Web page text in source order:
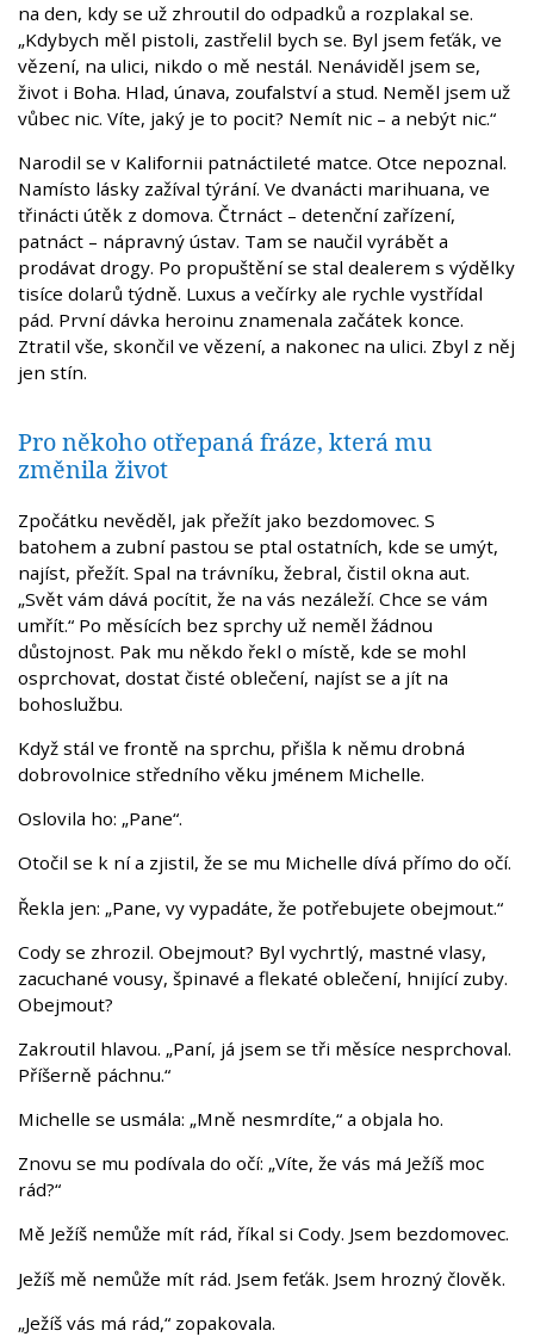
na den, kdy se už zhroutil do odpadků a rozplakal se.
„Kdybych měl pistoli, zastřelil bych se. Byl jsem feťák, ve
vězení, na ulici, nikdo o mě nestál. Nenáviděl jsem se,
život i Boha. Hlad, únava, zoufalství a stud. Neměl jsem už
vůbec nic. Víte, jaký je to pocit? Nemít nic – a nebýt nic.“
Narodil se v Kalifornii patnáctileté matce. Otce nepoznal.
Namísto lásky zažíval týrání. Ve dvanácti marihuana, ve
třinácti útěk z domova. Čtrnáct – detenční zařízení,
patnáct – nápravný ústav. Tam se naučil vyrábět a
prodávat drogy. Po propuštění se stal dealerem s výdělky
tisíce dolarů týdně. Luxus a večírky ale rychle vystřídal
pád. První dávka heroinu znamenala začátek konce.
Ztratil vše, skončil ve vězení, a nakonec na ulici. Zbyl z něj
jen stín.
Pro někoho otřepaná fráze, která mu
změnila život
Zpočátku nevěděl, jak přežít jako bezdomovec. S
batohem a zubní pastou se ptal ostatních, kde se umýt,
najíst, přežít. Spal na trávníku, žebral, čistil okna aut.
„Svět vám dává pocítit, že na vás nezáleží. Chce se vám
umřít.“ Po měsících bez sprchy už neměl žádnou
důstojnost. Pak mu někdo řekl o místě, kde se mohl
osprchovat, dostat čisté oblečení, najíst se a jít na
bohoslužbu.
Když stál ve frontě na sprchu, přišla k němu drobná
dobrovolnice středního věku jménem Michelle.
Oslovila ho: „Pane“.
Otočil se k ní a zjistil, že se mu Michelle dívá přímo do očí.
Řekla jen: „Pane, vy vypadáte, že potřebujete obejmout.“
Cody se zhrozil. Obejmout? Byl vychrtlý, mastné vlasy,
zacuchané vousy, špinavé a flekaté oblečení, hnijící zuby.
Obejmout?
Zakroutil hlavou. „Paní, já jsem se tři měsíce nesprchoval.
Příšerně páchnu.“
Michelle se usmála: „Mně nesmrdíte,“ a objala ho.
Znovu se mu podívala do očí: „Víte, že vás má Ježíš moc
rád?“
Mě Ježíš nemůže mít rád, říkal si Cody. Jsem bezdomovec.
Ježíš mě nemůže mít rád. Jsem feťák. Jsem hrozný člověk.
„Ježíš vás má rád,“ zopakovala.